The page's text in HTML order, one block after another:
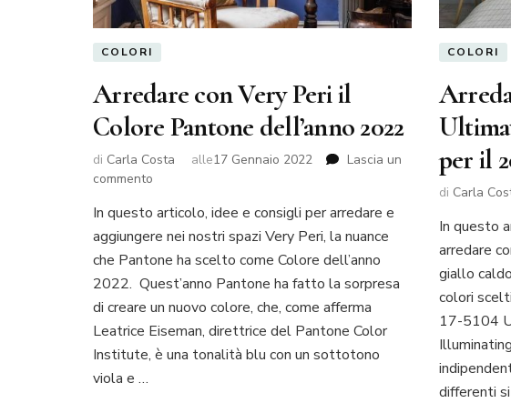
COLORI
Arredare con Very Peri il
Colore Pantone dell’anno 2022
di Carla Costa alle17 Gennaio 2022
Lascia un
commento
con
Very
Peri
Colore
Pantone
dell’anno
2022
In questo articolo, idee e consigli per arredare e
aggiungere nei nostri spazi Very Peri, la nuance
che Pantone ha scelto come Colore dell’anno
2022. Quest’anno Pantone ha fatto la sorpresa
di creare un nuovo colore, che, come afferma
Leatrice Eiseman, direttrice del Pantone Color
Institute, è una tonalità blu con un sottotono
viola e …
COLORI
per il
di Carla
In questo
arredare
giallo
colori
17-5104
differenti